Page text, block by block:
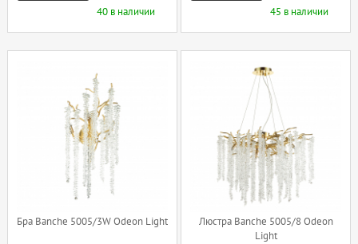
40 в наличии
45 в наличии
Бра Banche 5005/3W Odeon Light
Люстра Banche 5005/8 Odeon
Light